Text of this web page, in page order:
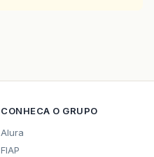
CONHECA O GRUPO
Alura
FIAP